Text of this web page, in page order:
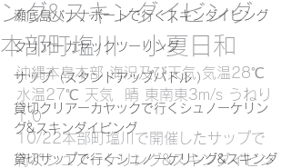
瀬底島バナナボートで行くスキンダイビング
クリアーカヤックツーリング
サップ（スタンドアップパドル ）
貸切クリアーカヤックで行くシュノーケリン
グ&スキンダイビング
貸切サップで行くシュノーケリング&スキンダ
ング&スキンダイビング
本部町塩川 小夏日和
沖縄本島本部 海況及び天気 気温28℃
水温27℃ 天気  晴 東南東3m/s うねり
1.0
10/22本部町塩川で開催したサップで
行くシュノーケリング&スキンダイビン